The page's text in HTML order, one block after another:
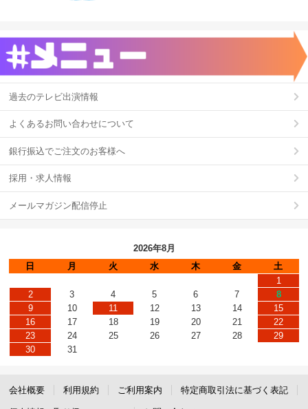
過去のテレビ出演情報
よくあるお問い合わせについて
銀行振込でご注文のお客様へ
採用・求人情報
メールマガジン配信停止
2026年8月
日
月 火 水 木 金
土
1
2
3 4 5 6 7
8
9
10 11 12 13 14
15
16
17 18 19 20 21
22
23
24 25 26 27 28
29
30
31
会社概要 利用規約 ご利用案内 特定商取引法に基づく表記